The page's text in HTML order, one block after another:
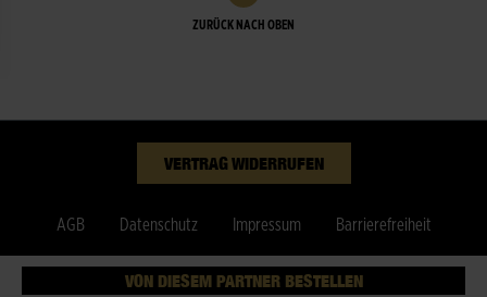
VON DIESEM PARTNER BESTELLEN
ZURÜCK NACH OBEN
VERTRAG WIDERRUFEN
AGB Datenschutz Impressum Barrierefreiheit
Cookies © Fleurop AG